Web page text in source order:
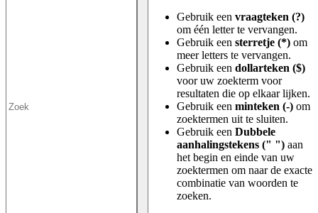
Gebruik een vraagteken (?)
om één letter te vervangen.
Gebruik een sterretje (*) om
meer letters te vervangen.
Gebruik een dollarteken ($)
voor uw zoekterm voor
resultaten die op elkaar lijken.
Gebruik een minteken (-) om
zoektermen uit te sluiten.
Gebruik een Dubbele
aanhalingstekens (" ") aan
het begin en einde van uw
zoektermen om naar de exacte
combinatie van woorden te
zoeken.